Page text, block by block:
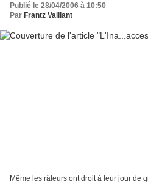
Publié le 28/04/2006 à 10:50
Par Frantz Vaillant
Même les râleurs ont droit à leur jour de